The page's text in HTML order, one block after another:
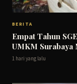
BERITA
Empat Tahun
UMKM Surabaya
1 hari yang lalu